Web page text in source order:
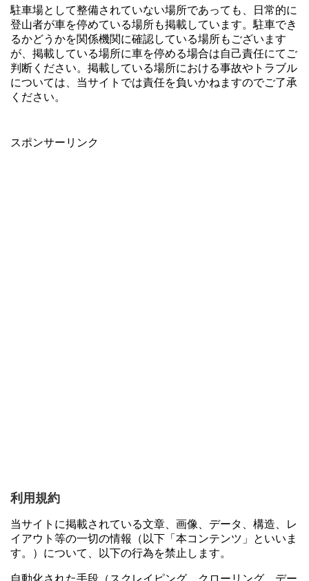
駐車場として整備されていない場所であっても、日常的に
登山者が車を停めている場所も掲載しています。駐車でき
るかどうかを関係機関に確認している場所もございます
が、掲載している場所に車を停める場合は自己責任にてご
判断ください。掲載している場所における事故やトラブル
については、当サイトでは責任を負いかねますのでご了承
ください。
スポンサーリンク
利用規約
当サイトに掲載されている文章、画像、データ、構造、レ
イアウト等の一切の情報（以下「本コンテンツ」といいま
す。）について、以下の行為を禁止します。
自動化された手段（スクレイピング、クローリング、デー